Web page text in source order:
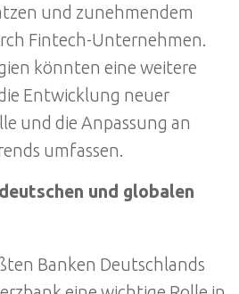
und zunehmendem
Fintech-Unternehmen.
könnten eine weitere
Entwicklung neuer
und die Anpassung an
umfassen.
und globalen
Banken Deutschlands